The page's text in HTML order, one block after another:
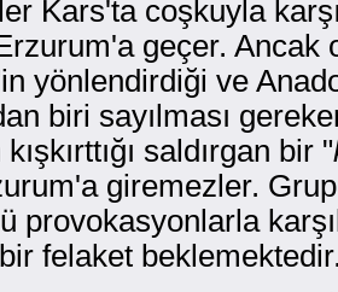
Kars'ta coşkuyla
geçer. Ancak
yönlendirdiği ve
biri sayılması
saldırgan bir "
giremezler.
provokasyonlarla
felaket